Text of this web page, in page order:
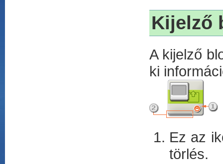
Kijelző
A kijelző
ki
Ez az
törlés.